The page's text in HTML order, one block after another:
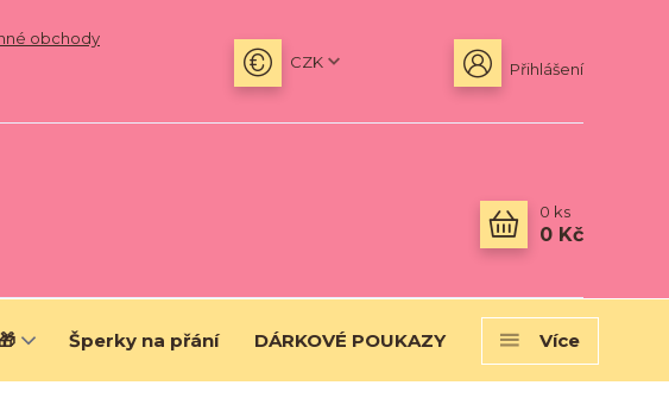
obchody
CZK
Přihlášení
0 ks
0 Kč
Šperky na přání DÁRKOVÉ POUKAZY Více